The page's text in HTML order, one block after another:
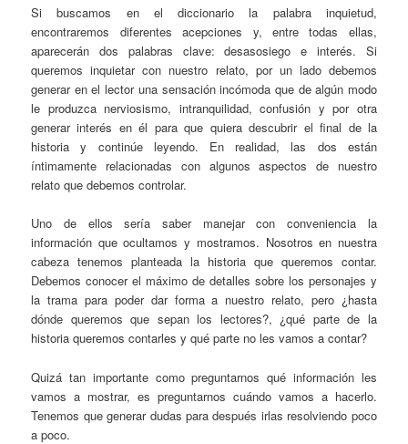
Si buscamos en el diccionario la palabra inquietud,
encontraremos diferentes acepciones y, entre todas ellas,
aparecerán dos palabras clave: desasosiego e interés. Si
queremos inquietar con nuestro relato, por un lado debemos
generar en el lector una sensación incómoda que de algún modo
le produzca nerviosismo, intranquilidad, confusión y por otra
generar interés en él para que quiera descubrir el final de la
historia y continúe leyendo. En realidad, las dos están
íntimamente relacionadas con algunos aspectos de nuestro
relato que debemos controlar.
Uno de ellos sería saber manejar con conveniencia la
información que ocultamos y mostramos. Nosotros en nuestra
cabeza tenemos planteada la historia que queremos contar.
Debemos conocer el máximo de detalles sobre los personajes y
la trama para poder dar forma a nuestro relato, pero ¿hasta
dónde queremos que sepan los lectores?, ¿qué parte de la
historia queremos contarles y qué parte no les vamos a contar?
Quizá tan importante como preguntarnos qué información les
vamos a mostrar, es preguntarnos cuándo vamos a hacerlo.
Tenemos que generar dudas para después irlas resolviendo poco
a poco.